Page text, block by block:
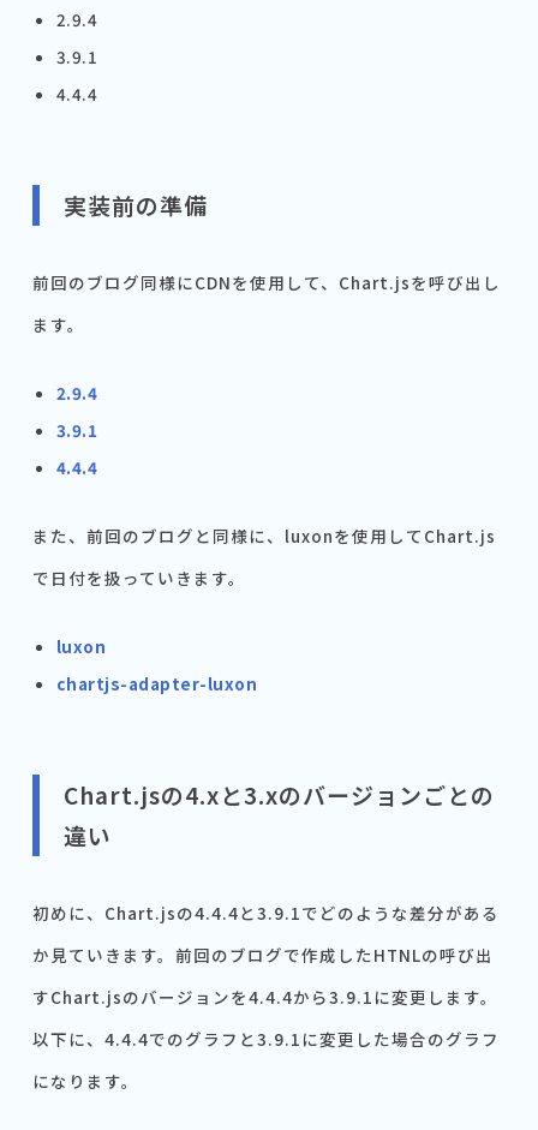
2.9.4
3.9.1
4.4.4
実装前の準備
前回のブログ同様にCDNを使用して、Chart.jsを呼び出し
ます。
2.9.4
3.9.1
4.4.4
また、前回のブログと同様に、luxonを使用してChart.js
で日付を扱っていきます。
luxon
chartjs-adapter-luxon
Chart.jsの4.xと3.xのバージョンごとの
違い
初めに、Chart.jsの4.4.4と3.9.1でどのような差分がある
か見ていきます。前回のブログで作成したHTNLの呼び出
すChart.jsのバージョンを4.4.4から3.9.1に変更します。
以下に、4.4.4でのグラフと3.9.1に変更した場合のグラフ
になります。